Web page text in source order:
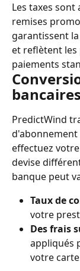
Les taxes
remises
garantissent
et reflètent
paiements
bancaires
PredictWind
d'abonnement
effectuez
devise
banque peut
Taux de
votre
Des frais
appliqués
votre